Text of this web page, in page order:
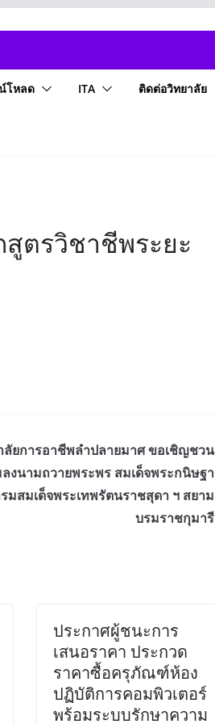
โหลด ITA ติดต่อวิทยาลัย
ตรวิชาชีพระยะ
ลัยการอาชีพลำปลายมาศ ขอเชิญชวน
งนามถวายพระพร สมเด็จพระกนิษฐา
มสมเด็จพระเทพรัตนราชสุดา ฯ สยาม
บรมราชกุมารี
ประกาศผู้ชนะการ
เสนอราคา ประกวด
ราคาซื้อครุภัณฑ์ห้อง
ปฏิบัติการคอมพิวเตอร์
พร้อมระบบรักษาความ